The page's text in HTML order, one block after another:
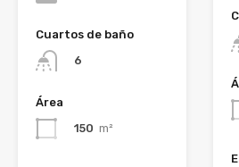
Cuartos de baño
6
Área
150 m²